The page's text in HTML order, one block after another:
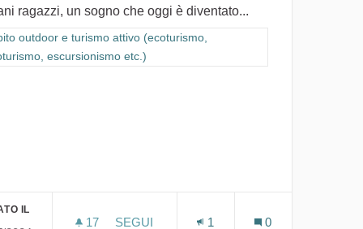
escursionismo etc.)
ragazzi, un sogno che oggi è diventato...
i risultati per categoria: Ambito outdoor e turismo attivo (ecoturismo,
outdoor e turismo attivo (ecoturismo,
escursionismo etc.)
IL
17 17 SOSTENITORI
SEGUI
1 0